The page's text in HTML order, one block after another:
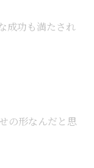
成功も満たされ
の形なんだと思